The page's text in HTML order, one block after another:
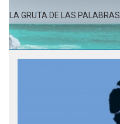
LA GRUTA DE LAS PALABRAS